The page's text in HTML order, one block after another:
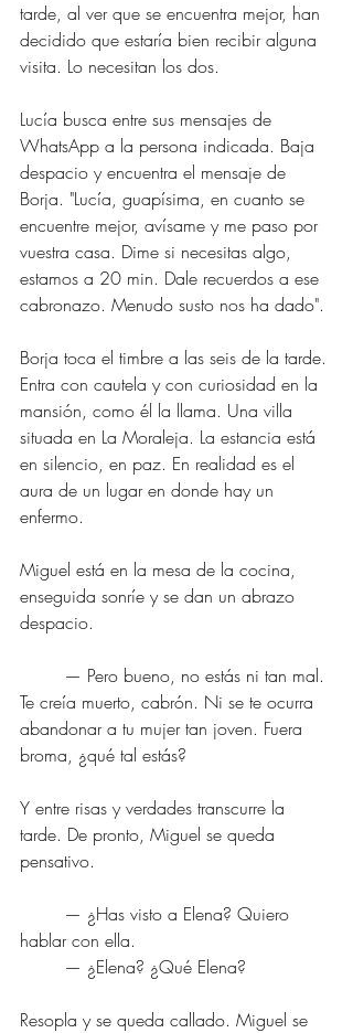
tarde, al ver que se encuentra mejor, han
decidido que estaría bien recibir alguna
visita. Lo necesitan los dos.
Lucía busca entre sus mensajes de
WhatsApp a la persona indicada. Baja
despacio y encuentra el mensaje de
Borja. "Lucía, guapísima, en cuanto se
encuentre mejor, avísame y me paso por
vuestra casa. Dime si necesitas algo,
estamos a 20 min. Dale recuerdos a ese
cabronazo. Menudo susto nos ha dado".
Borja toca el timbre a las seis de la tarde.
Entra con cautela y con curiosidad en la
mansión, como él la llama. Una villa
situada en La Moraleja. La estancia está
en silencio, en paz. En realidad es el
aura de un lugar en donde hay un
enfermo.
Miguel está en la mesa de la cocina,
enseguida sonríe y se dan un abrazo
despacio.
Te creía muerto, cabrón. Ni se te ocurra
abandonar a tu mujer tan joven. Fuera
broma, ¿qué tal estás?
Y entre risas y verdades transcurre la
tarde. De pronto, Miguel se queda
pensativo.
hablar con ella.
	— ¿Elena? ¿Qué Elena?
Resopla y se queda callado. Miguel se